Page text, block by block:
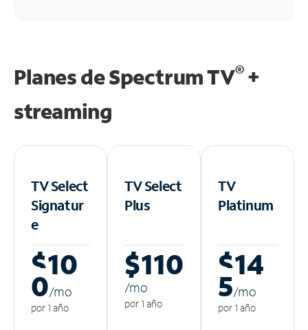
Planes de Spectrum TV®+
streaming
TV Select
Signatur
e
$10
0/mo
por 1 año
TV Select
Plus
$110
/mo
por 1 año
TV
Platinum
$14
5/mo
por 1 año